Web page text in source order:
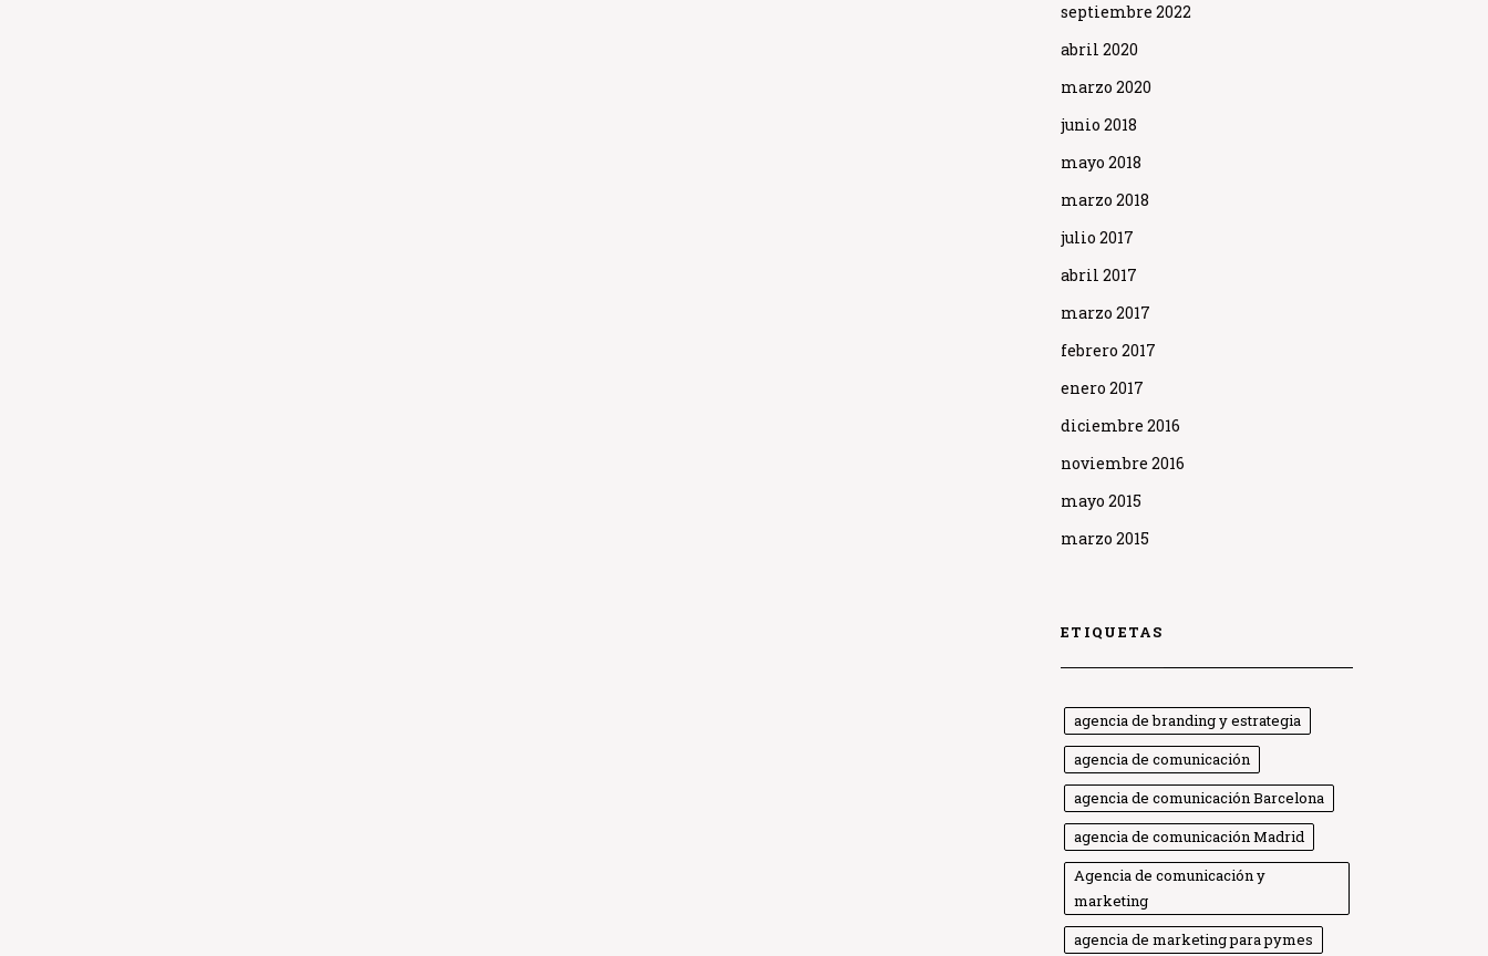
septiembre 2022
abril 2020
marzo 2020
junio 2018
mayo 2018
marzo 2018
julio 2017
abril 2017
marzo 2017
febrero 2017
enero 2017
diciembre 2016
noviembre 2016
mayo 2015
marzo 2015
ETIQUETAS
agencia de branding y estrategia
agencia de comunicación
agencia de comunicación Barcelona
agencia de comunicación Madrid
Agencia de comunicación y
marketing
agencia de marketing para pymes